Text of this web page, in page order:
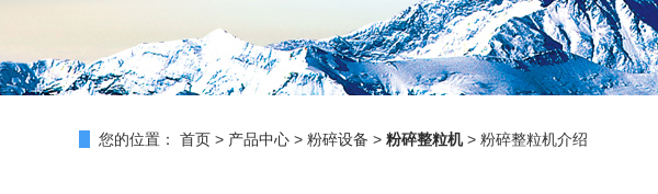
您的位置： 首页 > 产品中心 > 粉碎设备 > 粉碎整粒机> 粉碎整粒机介绍